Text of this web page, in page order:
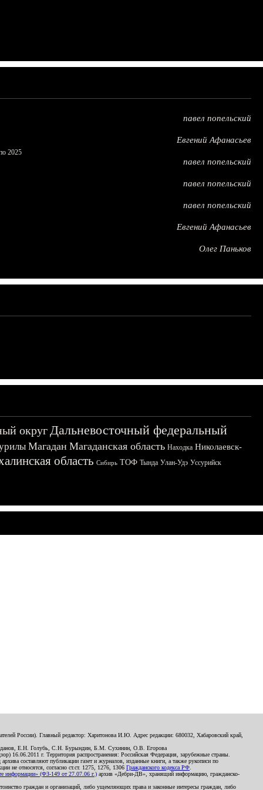
павел попельский
Евгений Афанасьев
2025
павел попельский
павел попельский
павел попельский
Евгений Афанасьев
Олег Паньков
округДальневосточный федеральный
Магадан Магаданская область Находка Николаевск-
область Сибирь ТОФ Тында Улан-Удэ Уссурийск
России). Главный редактор: Харитонова И.Ю. Адрес редакции: 680032, Хабаровский край,
Е.Н. Голубь, С.Н. Бурындин, Б.М. Сухинин, О.В. Егорова
16.06.2011 г. Территория распространения: Российская Федерация, зарубежные страны.
составляют публикации газет и журналов, изданные книги, а также рукописи по
не относятся, согласно ст.ст. 1275, 1276, 1306 Гражданского кодекса РФ
информации» (ФЗ-149 от 27.07.06 г.) архив «Дебри-ДВ», хранящий информацию, гражданско-
граждан и организаций, либо ущемляющих права и законные интересы граждан, либо